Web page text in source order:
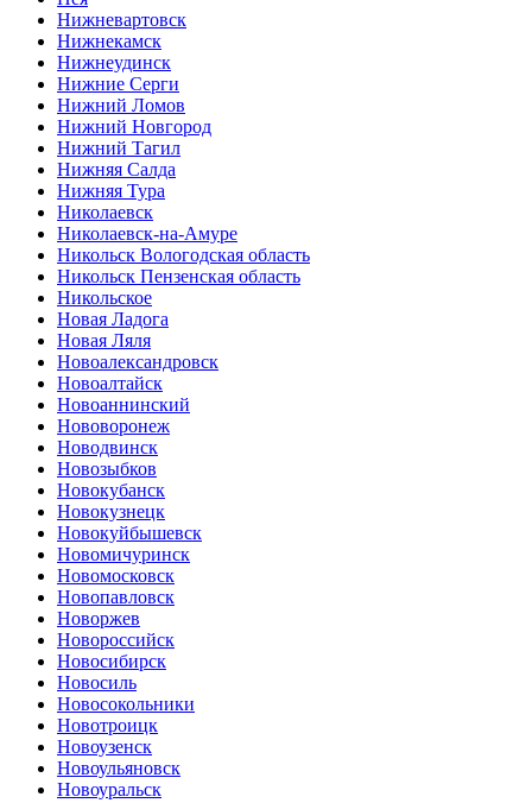
Нижневартовск
Нижнекамск
Нижнеудинск
Нижние Серги
Нижний Ломов
Нижний Новгород
Нижний Тагил
Нижняя Салда
Нижняя Тура
Николаевск
Николаевск-на-Амуре
Никольск Вологодская область
Никольск Пензенская область
Никольское
Новая Ладога
Новая Ляля
Новоалександровск
Новоалтайск
Новоаннинский
Нововоронеж
Новодвинск
Новозыбков
Новокубанск
Новокузнецк
Новокуйбышевск
Новомичуринск
Новомосковск
Новопавловск
Новоржев
Новороссийск
Новосибирск
Новосиль
Новосокольники
Новотроицк
Новоузенск
Новоульяновск
Новоуральск